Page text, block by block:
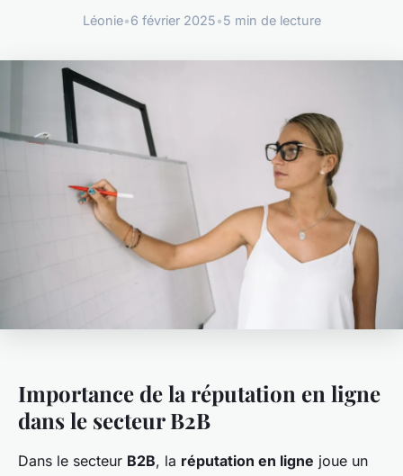
Léonie•6 février 2025•5 min de lecture
Importance de la réputation en ligne
dans le secteur B2B
Dans le secteur B2B, la réputation en ligne joue un